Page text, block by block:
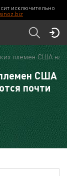
исключительно
племен США на
США
почти